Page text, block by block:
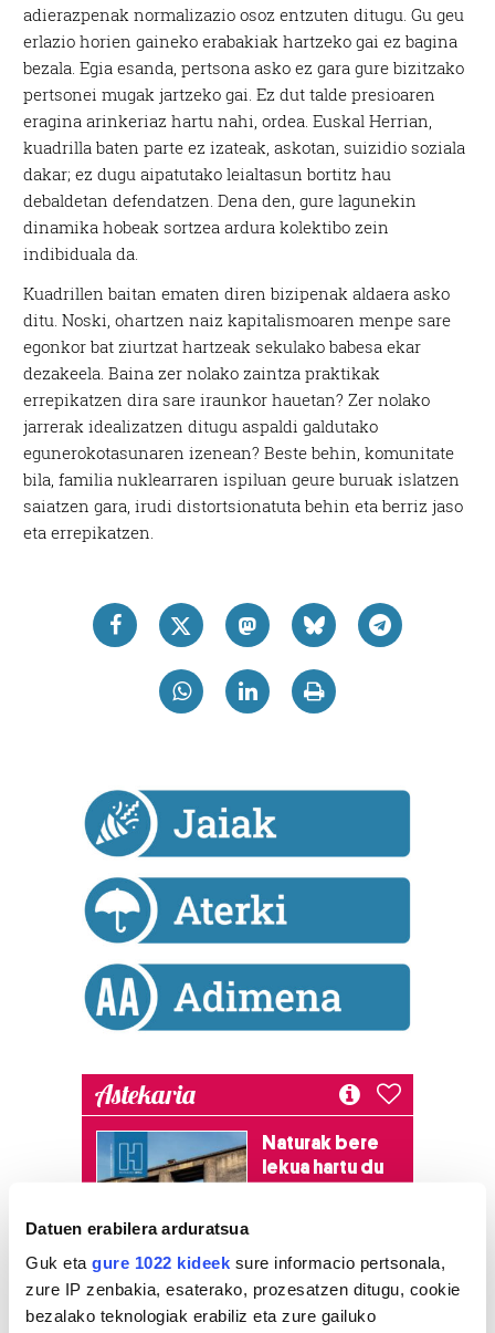
Datuen erabilera arduratsua
Guk eta gure 1022 kideek sure informacio pertsonala,
zure IP zenbakia, esaterako, prozesatzen ditugu, cookie
bezalako teknologiak erabiliz eta zure gailuko
adierazpenak normalizazio osoz entzuten ditugu. Gu geu
erlazio horien gaineko erabakiak hartzeko gai ez bagina
bezala. Egia esanda, pertsona asko ez gara gure bizitzako
pertsonei mugak jartzeko gai. Ez dut talde presioaren
eragina arinkeriaz hartu nahi, ordea. Euskal Herrian,
kuadrilla baten parte ez izateak, askotan, suizidio soziala
dakar; ez dugu aipatutako leialtasun bortitz hau
debaldetan defendatzen. Dena den, gure lagunekin
dinamika hobeak sortzea ardura kolektibo zein
indibiduala da.
Kuadrillen baitan ematen diren bizipenak aldaera asko
ditu. Noski, ohartzen naiz kapitalismoaren menpe sare
egonkor bat ziurtzat hartzeak sekulako babesa ekar
dezakeela. Baina zer nolako zaintza praktikak
errepikatzen dira sare iraunkor hauetan? Zer nolako
jarrerak idealizatzen ditugu aspaldi galdutako
egunerokotasunaren izenean? Beste behin, komunitate
bila, familia nuklearraren ispiluan geure buruak islatzen
saiatzen gara, irudi distortsionatuta behin eta berriz jaso
eta errepikatzen.
Astekaria
Naturak bere
lekua hartu du
HARTU HITZA